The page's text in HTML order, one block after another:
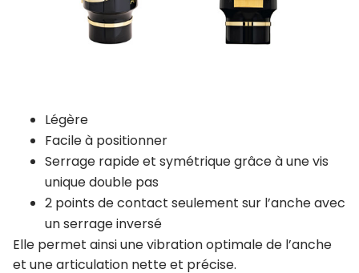
Légère
Facile à positionner
Serrage rapide et symétrique grâce à une vis
unique double pas
2 points de contact seulement sur l’anche avec
un serrage inversé
Elle permet ainsi une vibration optimale de l’anche
et une articulation nette et précise.